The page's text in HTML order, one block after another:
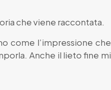
che viene raccontata.
come l’impressione che
Anche il lieto fine mi